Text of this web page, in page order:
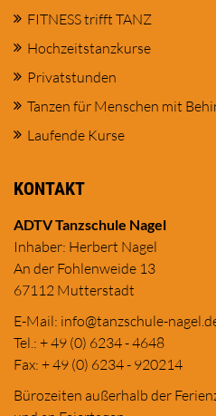
FITNESS trifft TANZ
Hochzeitstanzkurse
Privatstunden
Tanzen für Menschen mit
Laufende Kurse
KONTAKT
ADTV Tanzschule Nagel
Inhaber: Herbert Nagel
An der Fohlenweide 13
67112 Mutterstadt
E-Mail: info@tanzschule-
Tel.: + 49 (0) 6234 - 4648
Fax: + 49 (0) 6234 - 920214
Bürozeiten außerhalb der